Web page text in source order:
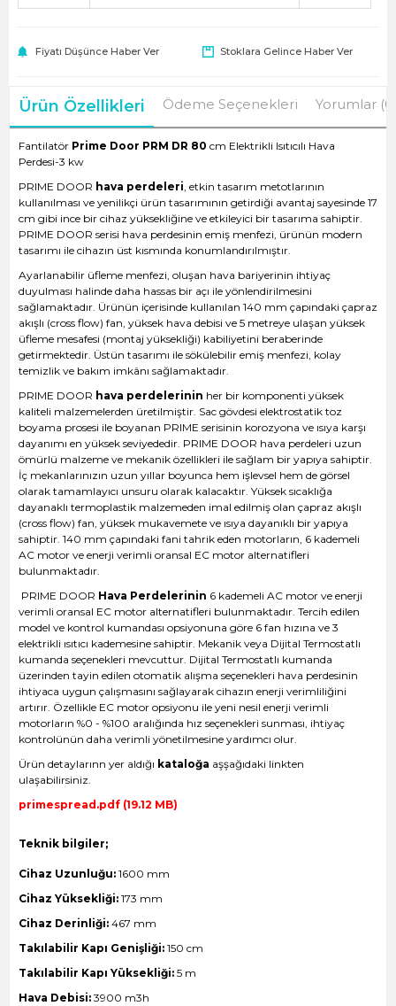
Fiyatı Düşünce Haber Ver Stoklara Gelince Haber Ver
Ürün Özellikleri Ödeme Seçenekleri Yorumlar
Fantilatör Prime Door PRM DR 80 cm Elektrikli Isıtıcılı Hava
Perdesi-3 kw
PRIME DOOR hava perdeleri, etkin tasarım metotlarının
kullanılması ve yenilikçi ürün tasarımının getirdiği avantaj sayesinde 17
cm gibi ince bir cihaz yüksekliğine ve etkileyici bir tasarıma sahiptir.
PRIME DOOR serisi hava perdesinin emiş menfezi, ürünün modern
tasarımı ile cihazın üst kısmında konumlandırılmıştır.
Ayarlanabilir üfleme menfezi, oluşan hava bariyerinin ihtiyaç
duyulması halinde daha hassas bir açı ile yönlendirilmesini
sağlamaktadır. Ürünün içerisinde kullanılan 140 mm çapındaki çapraz
akışlı (cross flow) fan, yüksek hava debisi ve 5 metreye ulaşan yüksek
üfleme mesafesi (montaj yüksekliği) kabiliyetini beraberinde
getirmektedir. Üstün tasarımı ile sökülebilir emiş menfezi, kolay
temizlik ve bakım imkânı sağlamaktadır.
PRIME DOOR hava perdelerinin her bir komponenti yüksek
kaliteli malzemelerden üretilmiştir. Sac gövdesi elektrostatik toz
boyama prosesi ile boyanan PRIME serisinin korozyona ve ısıya karşı
dayanımı en yüksek seviyededir. PRIME DOOR hava perdeleri uzun
ömürlü malzeme ve mekanik özellikleri ile sağlam bir yapıya sahiptir.
İç mekanlarınızın uzun yıllar boyunca hem işlevsel hem de görsel
olarak tamamlayıcı unsuru olarak kalacaktır. Yüksek sıcaklığa
dayanaklı termoplastik malzemeden imal edilmiş olan çapraz akışlı
(cross flow) fan, yüksek mukavemete ve ısıya dayanıklı bir yapıya
sahiptir. 140 mm çapındaki fani tahrik eden motorların, 6 kademeli
AC motor ve enerji verimli oransal EC motor alternatifleri
bulunmaktadır.
PRIME DOOR Hava Perdelerinin 6 kademeli AC motor ve enerji
verimli oransal EC motor alternatifleri bulunmaktadır. Tercih edilen
model ve kontrol kumandası opsiyonuna göre 6 fan hızına ve 3
elektrikli ısıtıcı kademesine sahiptir. Mekanik veya Dijital Termostatlı
kumanda seçenekleri mevcuttur. Dijital Termostatlı kumanda
üzerinden tayin edilen otomatik alışma seçenekleri hava perdesinin
ihtiyaca uygun çalışmasını sağlayarak cihazın enerji verimliliğini
artırır. Özellikle EC motor opsiyonu ile yeni nesil enerji verimli
motorların %0 - %100 aralığında hız seçenekleri sunması, ihtiyaç
kontrolünün daha verimli yönetilmesine yardımcı olur.
Ürün detaylarınn yer aldığı kataloğa aşşağıdaki linkten
ulaşabilirsiniz.
primespread.pdf (19.12 MB)
Teknik bilgiler;
Cihaz Uzunluğu: 1600 mm
Cihaz Yüksekliği: 173 mm
Cihaz Derinliği: 467 mm
Takılabilir Kapı Genişliği: 150 cm
Takılabilir Kapı Yüksekliği: 5 m
Hava Debisi: 3900 m3h